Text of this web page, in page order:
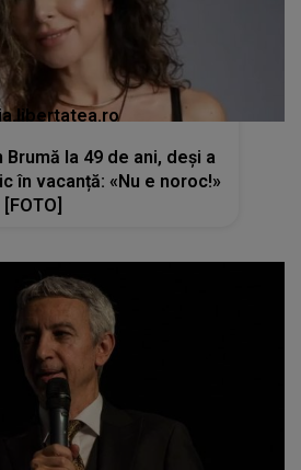
Brumă la 49 de ani, deși a
în vacanță: «Nu e noroc!»
[FOTO]